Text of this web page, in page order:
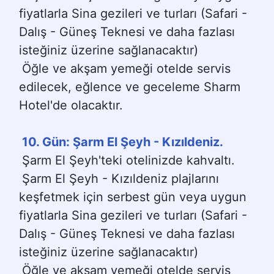
fiyatlarla Sina gezileri ve turları (Safari -
Dalış - Güneş Teknesi ve daha fazlası
isteğiniz üzerine sağlanacaktır)
Öğle ve akşam yemeği otelde servis
edilecek, eğlence ve geceleme Sharm
Hotel'de olacaktır.
10. Gün: Şarm El Şeyh - Kızıldeniz.
Şarm El Şeyh'teki otelinizde kahvaltı.
Şarm El Şeyh - Kızıldeniz plajlarını
keşfetmek için serbest gün veya uygun
fiyatlarla Sina gezileri ve turları (Safari -
Dalış - Güneş Teknesi ve daha fazlası
isteğiniz üzerine sağlanacaktır)
Öğle ve akşam yemeği otelde servis